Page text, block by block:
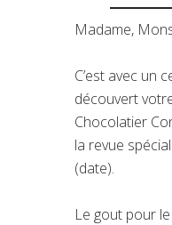
Madame,
C’est avec un
découvert
Chocolatier
la revue
(date).
Le gout pour